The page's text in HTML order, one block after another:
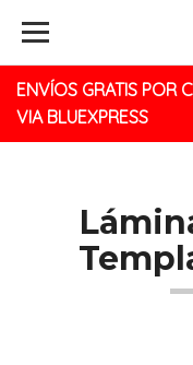
ENVÍOS GRATIS POR
VIA BLUEXPRESS